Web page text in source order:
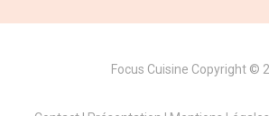
Focus Cuisine Copyright ©